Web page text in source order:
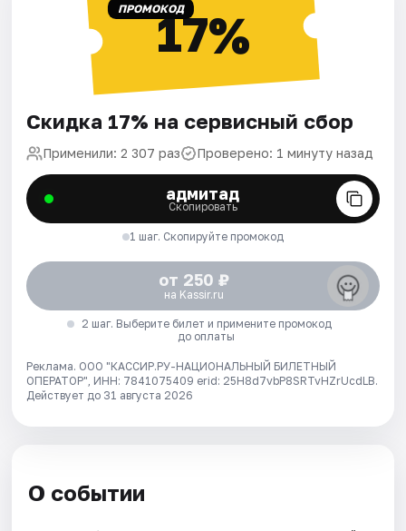
ПРОМОКОД17%
Скидка 17% на сервисный сбор
Применили: 2 307 раз Проверено: 1 минуту назад
адмитад
Скопировать
1 шаг. Скопируйте промокод
от 250 ₽
на Kassir.ru
2 шаг. Выберите билет и примените промокод
до оплаты
Реклама. ООО "КАССИР.РУ-НАЦИОНАЛЬНЫЙ БИЛЕТНЫЙ
ОПЕРАТОР", ИНН: 7841075409 erid: 25H8d7vbP8SRTvHZrUcdLB.
Действует до 31 августа 2026
О событии